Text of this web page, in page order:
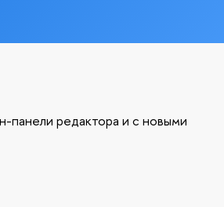
редактора и с новыми